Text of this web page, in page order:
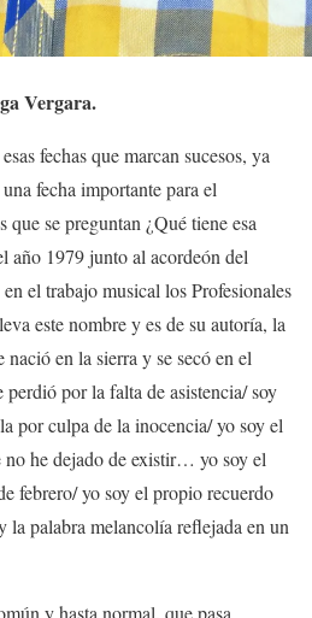
Vergara.
fechas que marcan sucesos, ya
fecha importante para el
se preguntan ¿Qué tiene esa
año 1979 junto al acordeón del
el trabajo musical los Profesionales
este nombre y es de su autoría, la
en la sierra y se secó en el
por la falta de asistencia/ soy
por culpa de la inocencia/ yo soy el
no he dejado de existir… yo soy el
febrero/ yo soy el propio recuerdo
la palabra melancolía reflejada en un
y hasta normal, que pasa